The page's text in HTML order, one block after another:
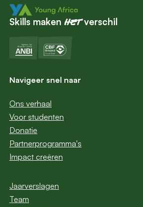
Skills maken hetverschil
Navigeer snel naar
Ons verhaal
Voor studenten
Donatie
Partnerprogramma's
Impact creëren
Jaarverslagen
Team